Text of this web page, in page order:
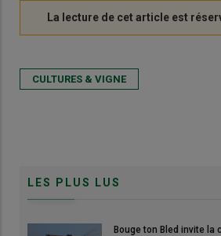
CULTURES & VIGNE
LES PLUS LUS
Bouge ton Bled invite la